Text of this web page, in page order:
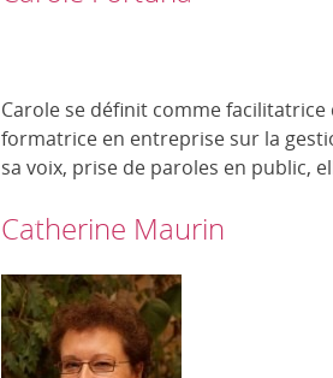
Carole se définit comme
formatrice en entreprise sur la
sa voix, prise de paroles en public,
Catherine Maurin